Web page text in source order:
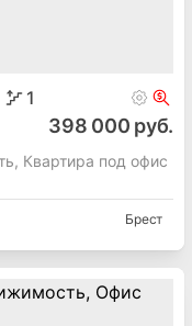
1
398 000 руб.
Квартира под офис
Брест